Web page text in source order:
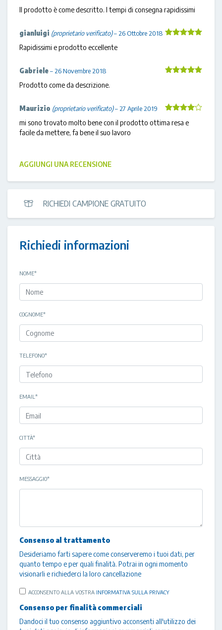
su 5
Il prodotto è come descritto. I tempi di consegna rapidissimi
gianluigi (proprietario verificato)–26 Ottobre 2018
Rapidissimi e prodotto eccellente
Gabriele–26 Novembre 2018
Prodotto come da descrizione.
su 5
Maurizio (proprietario verificato)–27 Aprile 2019
mi sono trovato molto bene con il prodotto ottima resa e
facile da mettere, fa bene il suo lavoro
AGGIUNGI UNA RECENSIONE
RICHIEDI CAMPIONE GRATUITO
Richiedi informazioni
NOME*
COGNOME*
TELEFONO*
EMAIL *
CITTÀ*
MESSAGGIO*
Consenso al trattamento
Desideriamo farti sapere come conserveremo i tuoi dati, per
quanto tempo e per quali finalità. Potrai in ogni momento
visionarli e richiederci la loro cancellazione
ACCONSENTO ALLA VOSTRA INFORMATIVA SULLA PRIVACY
Consenso per finalità commerciali
Dandoci il tuo consenso aggiuntivo acconsenti all'utilizzo dei